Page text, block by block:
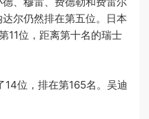
尔仍然排在第五位。日本
11位，距离第十名的瑞士
位，排在第165名。吴迪